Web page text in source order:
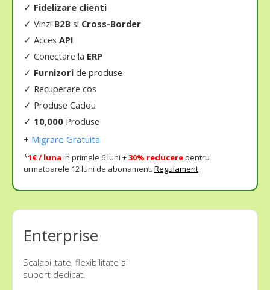
✓ Fidelizare clienti
✓ Vinzi B2B si Cross-Border
✓ Acces API
✓ Conectare la ERP
✓ Furnizori de produse
✓ Recuperare cos
✓ Produse Cadou
✓ 10,000 Produse
+ Migrare Gratuita
*1€ / luna in primele 6 luni +30% reducerepentru
urmatoarele 12 luni de abonament. Regulament
Enterprise
Scalabilitate, flexibilitate si
suport dedicat.